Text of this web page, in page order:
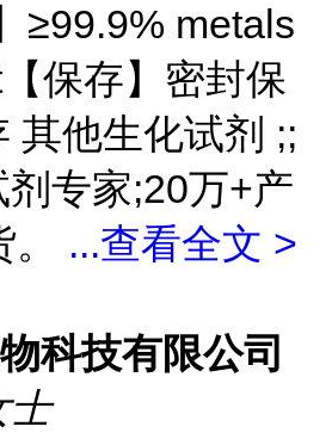
≥99.9% metals
保存】密封保
其他生化试剂 ;;
专家;20万+产
...查看全文 >
科技有限公司
士